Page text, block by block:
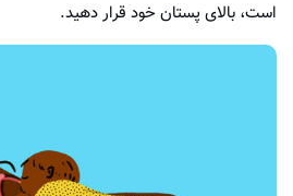
است، بالای پستان خود قرار دهید.